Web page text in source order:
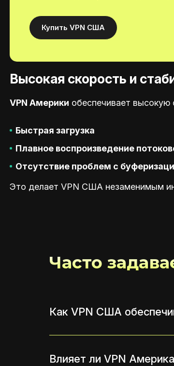
Купить VPN США
Высокая скорость и
VPN Америки обеспечивает высокую
Быстрая загрузка
Плавное воспроизведение
Отсутствие проблем с
Это делает VPN США незаменимым
Часто
Как VPN США
Влияет ли VPN